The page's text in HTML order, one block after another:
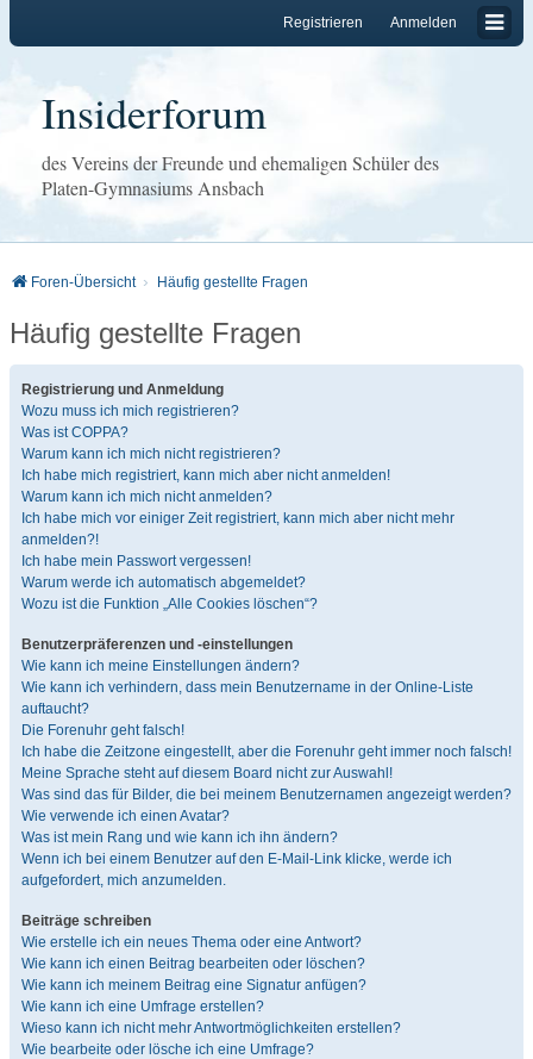
Anmelden
Registrieren
Insiderforum
des Vereins der Freunde und ehemaligen Schüler des
Platen-Gymnasiums Ansbach
Foren-Übersicht Häufig gestellte Fragen
Häufig gestellte Fragen
Registrierung und Anmeldung
Wozu muss ich mich registrieren?
Was ist COPPA?
Warum kann ich mich nicht registrieren?
Ich habe mich registriert, kann mich aber nicht anmelden!
Warum kann ich mich nicht anmelden?
Ich habe mich vor einiger Zeit registriert, kann mich aber nicht mehr
anmelden?!
Ich habe mein Passwort vergessen!
Warum werde ich automatisch abgemeldet?
Wozu ist die Funktion „Alle Cookies löschen“?
Benutzerpräferenzen und -einstellungen
Wie kann ich meine Einstellungen ändern?
Wie kann ich verhindern, dass mein Benutzername in der Online-Liste
auftaucht?
Die Forenuhr geht falsch!
Ich habe die Zeitzone eingestellt, aber die Forenuhr geht immer noch falsch!
Meine Sprache steht auf diesem Board nicht zur Auswahl!
Was sind das für Bilder, die bei meinem Benutzernamen angezeigt werden?
Wie verwende ich einen Avatar?
Was ist mein Rang und wie kann ich ihn ändern?
Wenn ich bei einem Benutzer auf den E-Mail-Link klicke, werde ich
aufgefordert, mich anzumelden.
Beiträge schreiben
Wie erstelle ich ein neues Thema oder eine Antwort?
Wie kann ich einen Beitrag bearbeiten oder löschen?
Wie kann ich meinem Beitrag eine Signatur anfügen?
Wie kann ich eine Umfrage erstellen?
Wieso kann ich nicht mehr Antwortmöglichkeiten erstellen?
Wie bearbeite oder lösche ich eine Umfrage?